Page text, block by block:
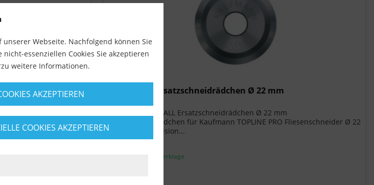
Ø...
Fliesenschneider Ø 22
Hartmetall Ersatzschneidrädchen Ø 22 mm
Profi - HARTMETALL Ersatzschneidrädchen Ø 22 mm
Ersatzschneidrädchen für Kaufmann TOPLINE PRO Fliesenschneider Ø 22
mm • hohe Präzision...
Lieferzeit ca. 1-3 Werktage
unserer Webseite. Nachfolgend können Sie
essenziellen Cookies Sie akzeptieren
weitere Informationen.
AKZEPTIEREN
COOKIES AKZEPTIEREN